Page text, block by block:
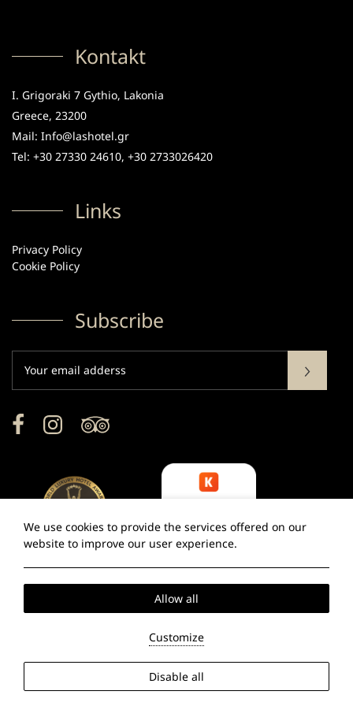
Kontakt
I. Grigoraki 7 Gythio, Lakonia
Greece, 23200
Mail: Info@lashotel.gr
Tel: +30 27330 24610, +30 2733026420
Links
Privacy Policy
Cookie Policy
Subscribe
FacebookInstagramTripAdvisor
NOTIFICATION NUMBER: 1113626.
by: HOTELWIZE
We use cookies to provide the services offered on our
website to improve our user experience.
Allow all
Customize
Disable all